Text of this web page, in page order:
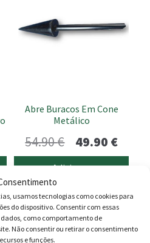
usamos tecnologias como cookies para
do dispositivo. Consentir com essas
como comportamento de
Não consentir ou retirar o consentimento
e funções.
€.
Abre Buracos Em Cone
Metálico
54.90€
preço
era:
54.90 €.
49.90 €O
preço
é:
Adicionar